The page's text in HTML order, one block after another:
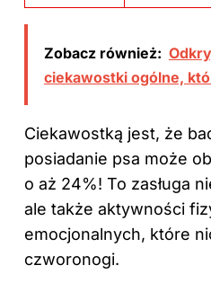
Zobacz również:
ciekawostki ogólne,
Ciekawostką jest, że
posiadanie psa może
o aż 24%! To zasługa
ale także aktywności
emocjonalnych, które
czworonogi.